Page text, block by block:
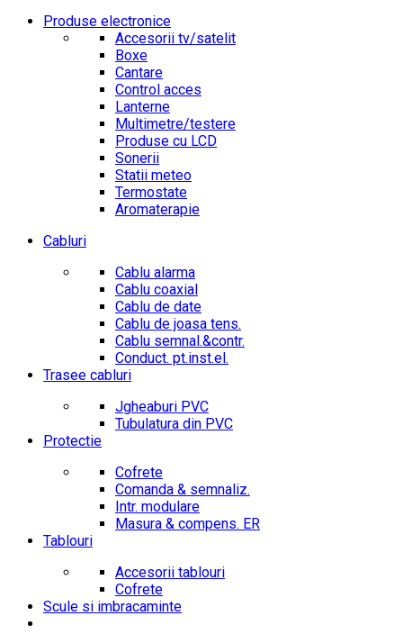
Produse electronice
Accesorii tv/satelit
Boxe
Cantare
Control acces
Lanterne
Multimetre/testere
Produse cu LCD
Sonerii
Statii meteo
Termostate
Aromaterapie
Cabluri
Cablu alarma
Cablu coaxial
Cablu de date
Cablu de joasa tens.
Cablu semnal.&contr.
Conduct. pt.inst.el.
Trasee cabluri
Jgheaburi PVC
Tubulatura din PVC
Protectie
Cofrete
Comanda & semnaliz.
Intr. modulare
Masura & compens. ER
Tablouri
Accesorii tablouri
Cofrete
Scule si imbracaminte